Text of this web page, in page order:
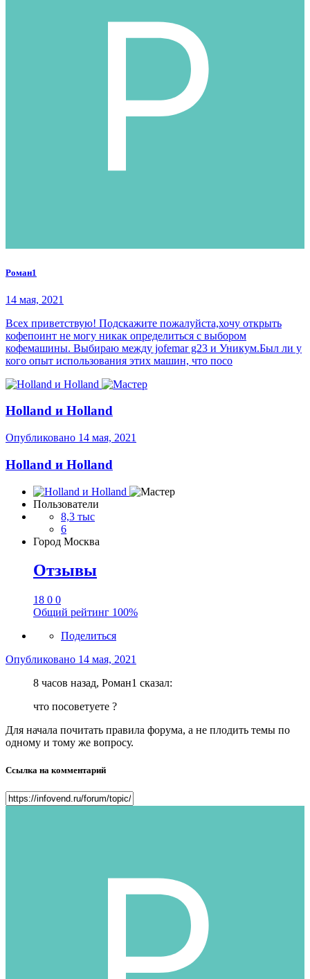
Роман1
14 мая, 2021
Всех приветствую! Подскажите пожалуйста,хочу открыть
кофепоинт не могу никак определиться с выбором
кофемашины. Выбираю между jofemar g23 и Уникум.Был ли у
кого опыт использования этих машин, что посо
Holland и Holland
Опубликовано 14 мая, 2021
Holland и Holland
Пользователи
8,3 тыс
6
Город Москва
Отзывы
18 0 0
Общий рейтинг 100%
Поделиться
Опубликовано 14 мая, 2021
8 часов назад, Роман1 сказал:
что посоветуете ?
Для начала почитать правила форума, а не плодить темы по
одному и тому же вопросу.
Ссылка на комментарий